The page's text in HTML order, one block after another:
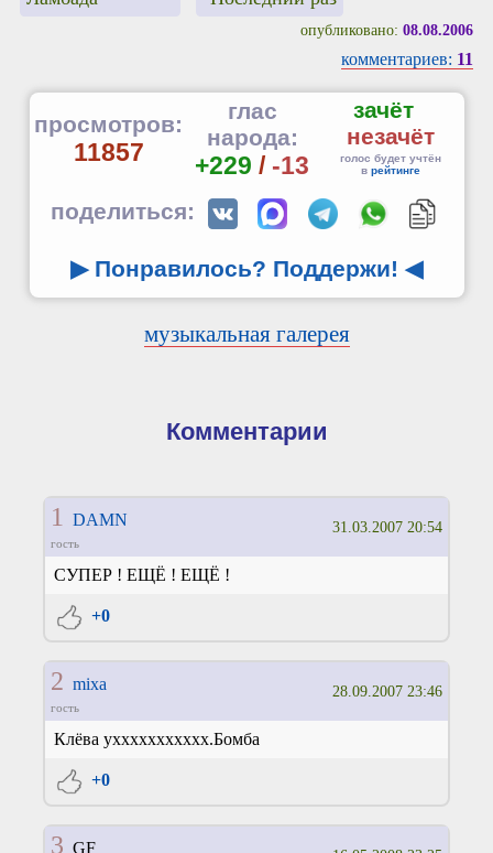
опубликовано: 08.08.2006
комментариев: 11
просмотров:
11857
глас
народа:
+229 / -13
зачёт
незачёт
голос будет учтён
в рейтинге
поделиться:
▶ Понравилось? Поддержи! ◀
музыкальная галерея
Комментарии
1 DAMN
гость
31.03.2007 20:54
СУПЕР ! ЕЩЁ ! ЕЩЁ !
+0
2 mixa
гость
28.09.2007 23:46
Клёва уххххххххххх.Бомба
+0
3 GF